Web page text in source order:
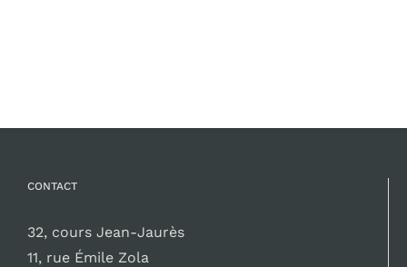
CONTACT
32, cours Jean-Jaurès
11, rue Émile Zola